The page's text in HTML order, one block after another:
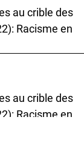
au crible des
Racisme en
au crible des
Racisme en